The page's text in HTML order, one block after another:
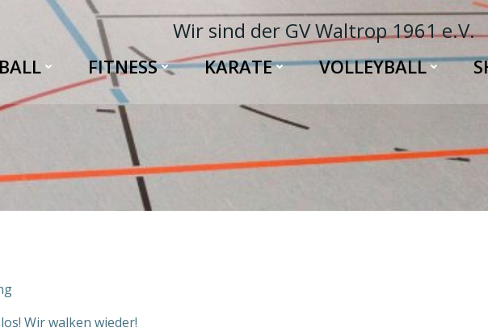
Wir sind der GV Waltrop 1961 e.V.
FITNESS KARATE VOLLEYBALL
Wir walken wieder!